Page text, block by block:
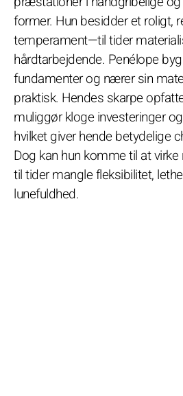
former. Hun besidder et roligt,
temperament—til tider
hårdtarbejdende. Penélope
fundamenter og nærer sin
praktisk. Hendes skarpe
muliggør kloge investeringer
hvilket giver hende betydelige
Dog kan hun komme til at virke
til tider mangle fleksibilitet,
lunefuldhed.